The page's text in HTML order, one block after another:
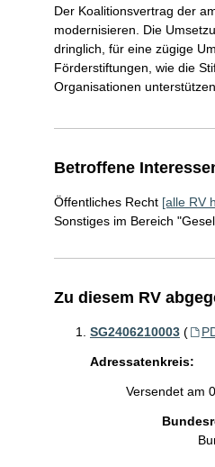
Der Koalitionsvertrag der
modernisieren. Die
dringlich, für eine zügige
Förderstiftungen, wie die
Organisationen
Betroffene
Öffentliches Recht [alle RV
Sonstiges im Bereich
Zu diesem RV
SG2406210003 (
Adressatenkreis:
Versendet am